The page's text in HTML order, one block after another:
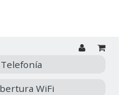
Telefonía
WiFi